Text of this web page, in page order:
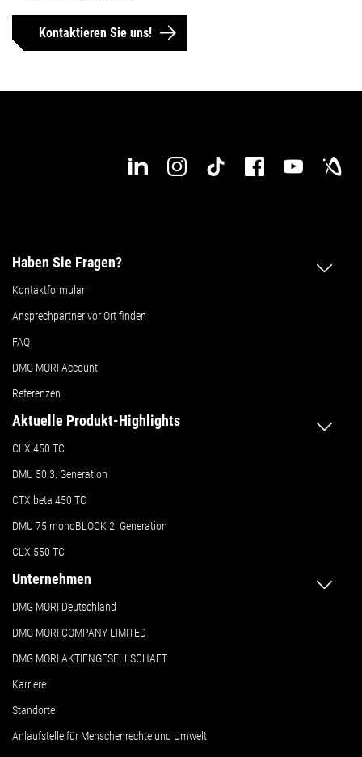
Kontaktieren Sie uns!
Haben Sie Fragen?
Kontaktformular
Ansprechpartner vor Ort finden
FAQ
DMG MORI Account
Referenzen
Aktuelle Produkt-Highlights
CLX 450 TC
DMU 50 3. Generation
CTX beta 450 TC
DMU 75 monoBLOCK 2. Generation
CLX 550 TC
Unternehmen
DMG MORI Deutschland
DMG MORI COMPANY LIMITED
DMG MORI AKTIENGESELLSCHAFT
Karriere
Standorte
Anlaufstelle für Menschenrechte und Umwelt